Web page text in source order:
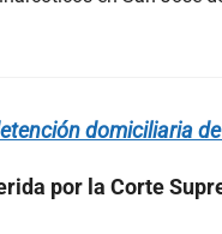
domiciliaria
por la Corte